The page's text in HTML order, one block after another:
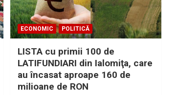
ECONOMIC POLITICĂ
LISTA cu primii 100 de
LATIFUNDIARI din Ialomiţa, care
au încasat aproape 160 de
milioane de RON